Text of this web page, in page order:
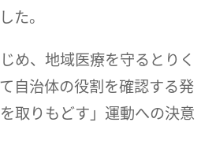
た。
め、地域医療を守るとりく
自治体の役割を確認する発
取りもどす」運動への決意